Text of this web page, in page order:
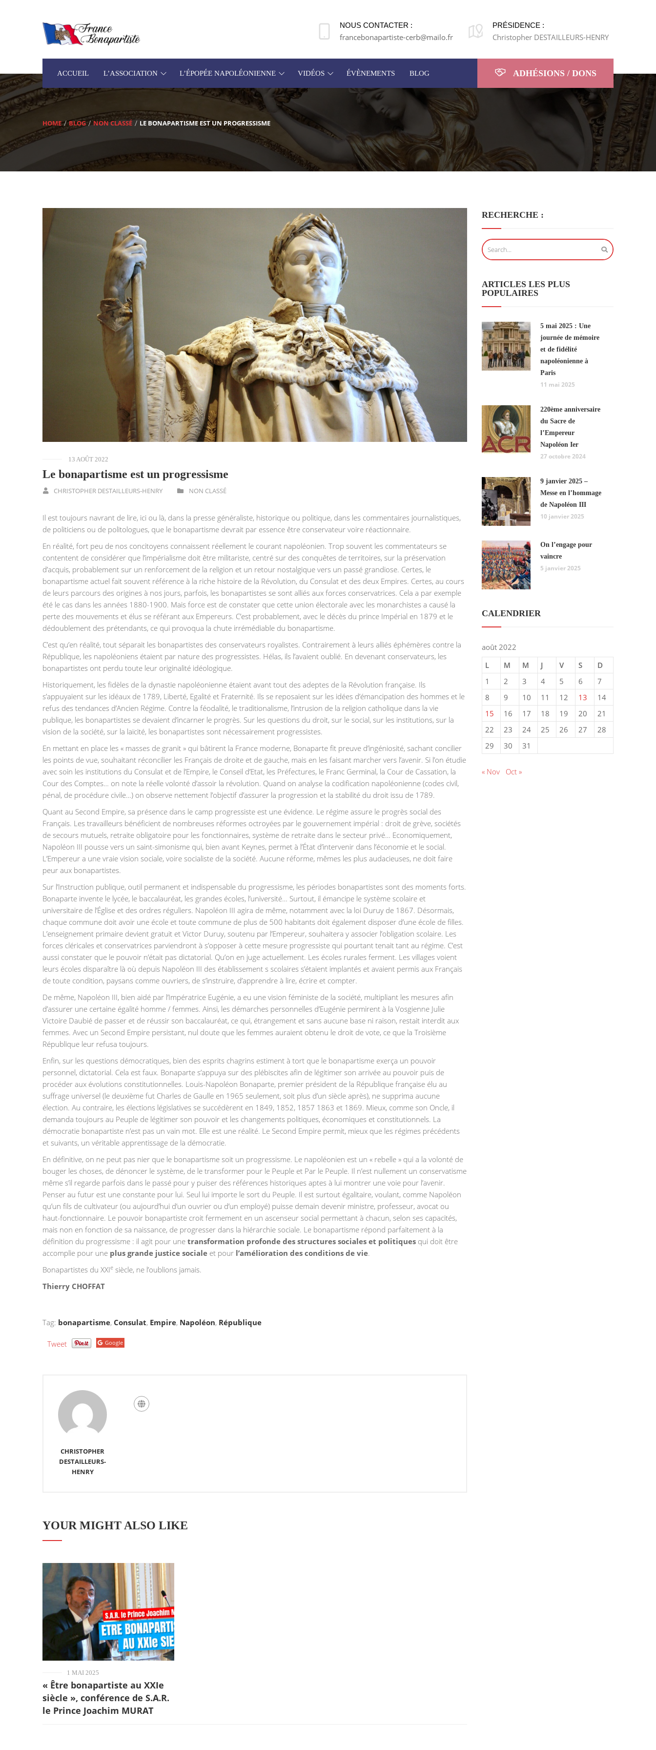
NOUS CONTACTER :
francebonapartiste-cerb@mailo.fr
PRÉSIDENCE :
Christopher DESTAILLEURS-HENRY
ACCUEIL L’ASSOCIATION L’ÉPOPÉE NAPOLÉONIENNE VIDÉOS ÉVÈNEMENTS BLOG ADHÉSIONS / DONS
HOME BLOG NON CLASSÉ LE BONAPARTISME EST UN PROGRESSISME
13 AOÛT 2022
Le bonapartisme est un progressisme
CHRISTOPHER DESTAILLEURS-HENRY NON CLASSÉ
Il est toujours navrant de lire, ici ou là, dans la presse généraliste, historique ou politique, dans les commentaires journalistiques,
de politiciens ou de politologues, que le bonapartisme devrait par essence être conservateur voire réactionnaire.
En réalité, fort peu de nos concitoyens connaissent réellement le courant napoléonien. Trop souvent les commentateurs se
contentent de considérer que l’impérialisme doit être militariste, centré sur des conquêtes de territoires, sur la préservation
d’acquis, probablement sur un renforcement de la religion et un retour nostalgique vers un passé grandiose. Certes, le
bonapartisme actuel fait souvent référence à la riche histoire de la Révolution, du Consulat et des deux Empires. Certes, au cours
de leurs parcours des origines à nos jours, parfois, les bonapartistes se sont alliés aux forces conservatrices. Cela a par exemple
été le cas dans les années 1880-1900. Mais force est de constater que cette union électorale avec les monarchistes a causé la
perte des mouvements et élus se référant aux Empereurs. C’est probablement, avec le décès du prince Impérial en 1879 et le
dédoublement des prétendants, ce qui provoqua la chute irrémédiable du bonapartisme.
C’est qu’en réalité, tout séparait les bonapartistes des conservateurs royalistes. Contrairement à leurs alliés éphémères contre la
République, les napoléoniens étaient par nature des progressistes. Hélas, ils l’avaient oublié. En devenant conservateurs, les
bonapartistes ont perdu toute leur originalité idéologique.
Historiquement, les fidèles de la dynastie napoléonienne étaient avant tout des adeptes de la Révolution française. Ils
s’appuyaient sur les idéaux de 1789, Liberté, Egalité et Fraternité. Ils se reposaient sur les idées d’émancipation des hommes et le
refus des tendances d’Ancien Régime. Contre la féodalité, le traditionalisme, l’intrusion de la religion catholique dans la vie
publique, les bonapartistes se devaient d’incarner le progrès. Sur les questions du droit, sur le social, sur les institutions, sur la
vision de la société, sur la laïcité, les bonapartistes sont nécessairement progressistes.
En mettant en place les « masses de granit » qui bâtirent la France moderne, Bonaparte fit preuve d’ingéniosité, sachant concilier
les points de vue, souhaitant réconcilier les Français de droite et de gauche, mais en les faisant marcher vers l’avenir. Si l’on étudie
avec soin les institutions du Consulat et de l’Empire, le Conseil d’Etat, les Préfectures, le Franc Germinal, la Cour de Cassation, la
Cour des Comptes… on note la réelle volonté d’assoir la révolution. Quand on analyse la codification napoléonienne (codes civil,
pénal, de procédure civile…) on observe nettement l’objectif d’assurer la progression et la stabilité du droit issu de 1789.
Quant au Second Empire, sa présence dans le camp progressiste est une évidence. Le régime assure le progrès social des
Français. Les travailleurs bénéficient de nombreuses réformes octroyées par le gouvernement impérial : droit de grève, sociétés
de secours mutuels, retraite obligatoire pour les fonctionnaires, système de retraite dans le secteur privé… Economiquement,
Napoléon III pousse vers un saint-simonisme qui, bien avant Keynes, permet à l’État d’intervenir dans l’économie et le social.
L’Empereur a une vraie vision sociale, voire socialiste de la société. Aucune réforme, mêmes les plus audacieuses, ne doit faire
peur aux bonapartistes.
Sur l’Instruction publique, outil permanent et indispensable du progressisme, les périodes bonapartistes sont des moments forts.
Bonaparte invente le lycée, le baccalauréat, les grandes écoles, l’université… Surtout, il émancipe le système scolaire et
universitaire de l’Église et des ordres réguliers. Napoléon III agira de même, notamment avec la loi Duruy de 1867. Désormais,
chaque commune doit avoir une école et toute commune de plus de 500 habitants doit également disposer d’une école de filles.
L’enseignement primaire devient gratuit et Victor Duruy, soutenu par l’Empereur, souhaitera y associer l’obligation scolaire. Les
forces cléricales et conservatrices parviendront à s’opposer à cette mesure progressiste qui pourtant tenait tant au régime. C’est
aussi constater que le pouvoir n’était pas dictatorial. Qu’on en juge actuellement. Les écoles rurales ferment. Les villages voient
leurs écoles disparaître là où depuis Napoléon III des établissement s scolaires s’étaient implantés et avaient permis aux Français
de toute condition, paysans comme ouvriers, de s’instruire, d’apprendre à lire, écrire et compter.
De même, Napoléon III, bien aidé par l’Impératrice Eugénie, a eu une vision féministe de la société, multipliant les mesures afin
d’assurer une certaine égalité homme / femmes. Ainsi, les démarches personnelles d’Eugénie permirent à la Vosgienne Julie
Victoire Daubié de passer et de réussir son baccalauréat, ce qui, étrangement et sans aucune base ni raison, restait interdit aux
femmes. Avec un Second Empire persistant, nul doute que les femmes auraient obtenu le droit de vote, ce que la Troisième
République leur refusa toujours.
Enfin, sur les questions démocratiques, bien des esprits chagrins estiment à tort que le bonapartisme exerça un pouvoir
personnel, dictatorial. Cela est faux. Bonaparte s’appuya sur des plébiscites afin de légitimer son arrivée au pouvoir puis de
procéder aux évolutions constitutionnelles. Louis-Napoléon Bonaparte, premier président de la République française élu au
suffrage universel (le deuxième fut Charles de Gaulle en 1965 seulement, soit plus d’un siècle après), ne supprima aucune
élection. Au contraire, les élections législatives se succédèrent en 1849, 1852, 1857 1863 et 1869. Mieux, comme son Oncle, il
demanda toujours au Peuple de légitimer son pouvoir et les changements politiques, économiques et constitutionnels. La
démocratie bonapartiste n’est pas un vain mot. Elle est une réalité. Le Second Empire permit, mieux que les régimes précédents
et suivants, un véritable apprentissage de la démocratie.
En définitive, on ne peut pas nier que le bonapartisme soit un progressisme. Le napoléonien est un « rebelle » qui a la volonté de
bouger les choses, de dénoncer le système, de le transformer pour le Peuple et Par le Peuple. Il n’est nullement un conservatisme
même s’il regarde parfois dans le passé pour y puiser des références historiques aptes à lui montrer une voie pour l’avenir.
Penser au futur est une constante pour lui. Seul lui importe le sort du Peuple. Il est surtout égalitaire, voulant, comme Napoléon
qu’un fils de cultivateur (ou aujourd’hui d’un ouvrier ou d’un employé) puisse demain devenir ministre, professeur, avocat ou
haut-fonctionnaire. Le pouvoir bonapartiste croit fermement en un ascenseur social permettant à chacun, selon ses capacités,
mais non en fonction de sa naissance, de progresser dans la hiérarchie sociale. Le bonapartisme répond parfaitement à la
définition du progressisme : il agit pour une transformation profonde des structures sociales et politiques qui doit être
accomplie pour une plus grande justice sociale et pour l’amélioration des conditions de vie.
Bonapartistes du XXIe siècle, ne l’oublions jamais.
Thierry CHOFFAT
Tag: bonapartisme, Consulat, Empire, Napoléon, République
Google
Tweet
CHRISTOPHER
DESTAILLEURS-
HENRY
YOUR MIGHT ALSO LIKE
1 MAI 2025
« Être bonapartiste au XXIe
siècle », conférence de S.A.R.
le Prince Joachim MURAT
RECHERCHE :
ARTICLES LES PLUS
POPULAIRES
5 mai 2025 : Une
journée de mémoire
et de fidélité
napoléonienne à
Paris
11 mai 2025
220ème anniversaire
du Sacre de
l’Empereur
Napoléon Ier
27 octobre 2024
9 janvier 2025 –
Messe en l’hommage
de Napoléon III
10 janvier 2025
On l’engage pour
vaincre
5 janvier 2025
CALENDRIER
août 2022
L
M M J V S
D
1
2 3 4 5 6
7
8
9 10 11 12 13
14
15
16 17 18 19 20
21
22
23 24 25 26 27
28
29
30 31
« Nov Oct »